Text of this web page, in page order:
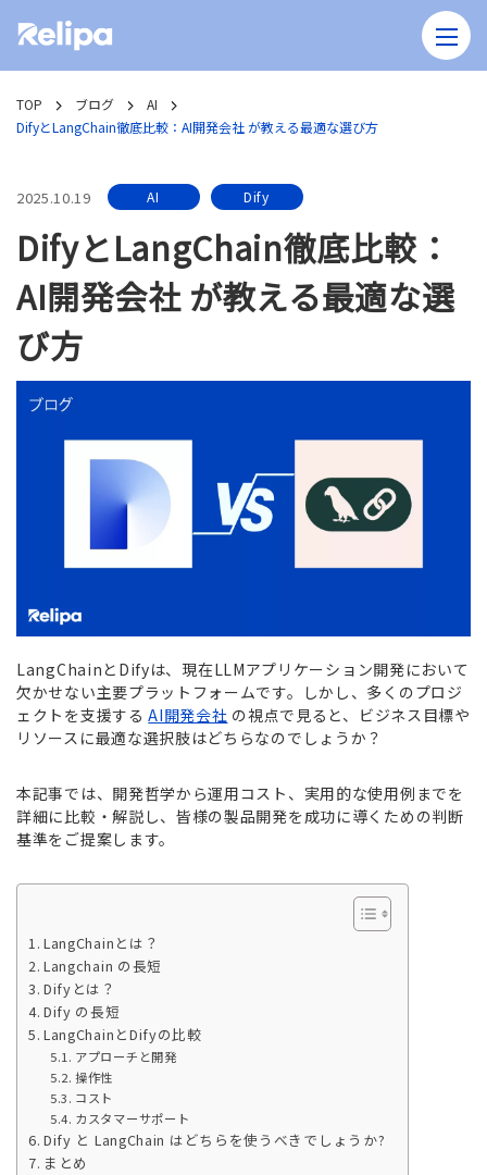
TOP ブログ
AI
DifyとLangChain徹底比較：AI開発会社 が教える最適な選び方
2025.10.19 AI Dify
DifyとLangChain徹底比較：
AI開発会社 が教える最適な選
び方
LangChainとDifyは、現在LLMアプリケーション開発において
欠かせない主要プラットフォームです。しかし、多くのプロジ
ェクトを支援するAI開発会社 の視点で見ると、ビジネス目標や
リソースに最適な選択肢はどちらなのでしょうか？
本記事では、開発哲学から運用コスト、実用的な使用例までを
詳細に比較・解説し、皆様の製品開発を成功に導くための判断
基準をご提案します。
LangChainとは？
Langchain の長短
Difyとは？
Dify の長短
LangChainとDifyの比較
アプローチと開発
操作性
コスト
カスタマーサポート
Dify と LangChain はどちらを使うべきでしょうか?
まとめ